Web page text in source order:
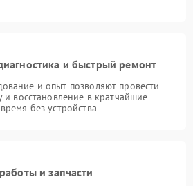
и быстрый ремонт
и опыт позволяют провести
и восстановление в кратчайшие
без устройства
и запчасти